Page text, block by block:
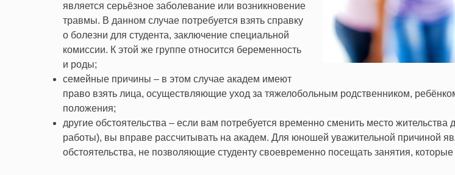
является серьёзное заболевание или возникновение
травмы. В данном случае потребуется взять справку
о болезни для студента, заключение специальной
комиссии. К этой же группе относится беременность
и роды;
семейные причины – в этом случае академ имеют
право взять лица, осуществляющие уход за тяжелобольным родственником,
положения;
другие обстоятельства – если вам потребуется временно сменить место
работы), вы вправе рассчитывать на академ. Для юношей уважительной причиной
обстоятельства, не позволяющие студенту своевременно посещать занятия,